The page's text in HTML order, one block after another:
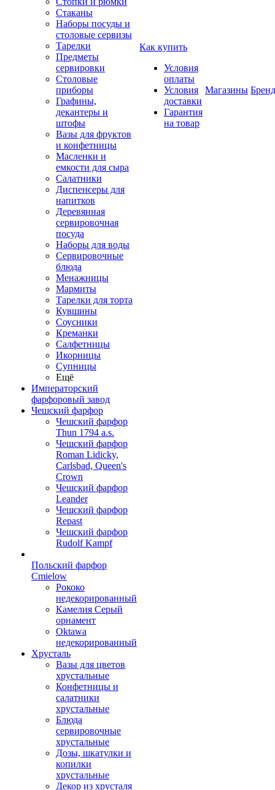
Стаканы
Наборы посуды и
столовые сервизы
Тарелки
Предметы
сервировки
Столовые
приборы
Графины,
декантеры и
штофы
Вазы для фруктов
и конфетницы
Масленки и
емкости для сыра
Салатники
Диспенсеры для
напитков
Деревянная
сервировочная
посуда
Наборы для воды
Сервировочные
блюда
Менажницы
Мармиты
Тарелки для торта
Кувшины
Соусники
Креманки
Салфетницы
Икорницы
Супницы
Ещё
Императорский
фарфоровый завод
Чешский фарфор
Чешский фарфор
Thun 1794 a.s.
Чешский фарфор
Roman Lidicky,
Carlsbad, Queen's
Crown
Чешский фарфор
Leander
Чешский фарфор
Repast
Чешский фарфор
Rudolf Kampf
Польский фарфор
Сmielow
Рококо
недекорированный
Камелия Серый
орнамент
Oktawa
недекорированный
Хрусталь
Вазы для цветов
хрустальные
Конфетницы и
салатники
хрустальные
Блюда
сервировочные
хрустальные
Дозы, шкатулки и
копилки
хрустальные
Декор из хрусталя
Как купить
Условия
оплаты
Условия
доставки
Гарантия
на товар
Магазины